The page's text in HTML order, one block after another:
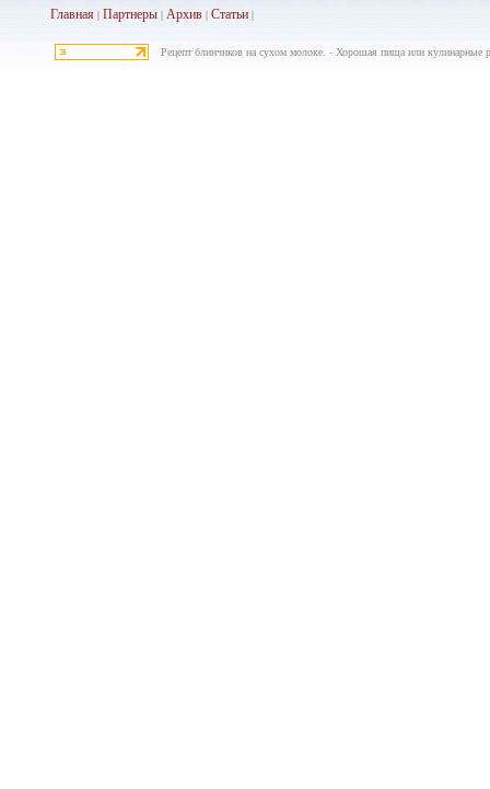
Главная |Партнеры |Архив |Статьи |
Рецепт блинчиков на сухом молоке. - Хорошая пища или кулинарные